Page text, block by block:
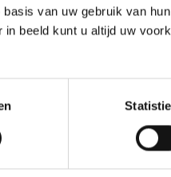
van uw gebruik van
beeld kunt u altijd uw
geven over de
inmiddels een
een sociaal plan heeft
een beroep